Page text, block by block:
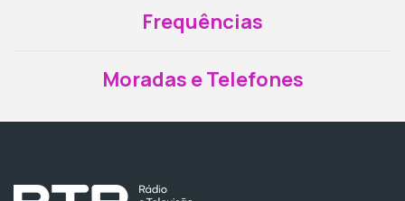
Frequências
Moradas e Telefones